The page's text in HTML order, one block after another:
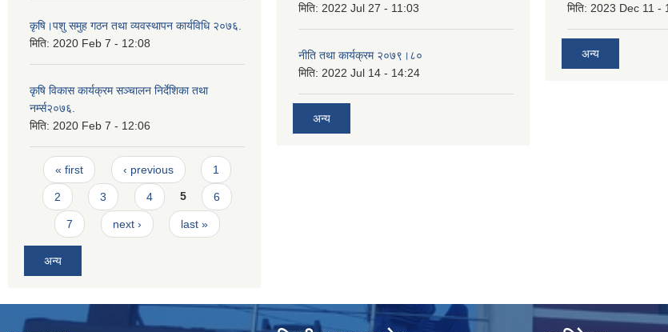
कृषि।पशु समुह गठन तथा व्यवस्थापन कार्यविधि २०७६.
मिति: 2020 Feb 7 - 12:08
कृषि विकास कार्यक्रम सञ्चालन निर्देशिका तथा
नर्म्स२०७६.
मिति: 2020 Feb 7 - 12:06
Pages
« first ‹ previous 1
2 3 4 5 6
7 next › last »
अन्य
मिति: 2022 Jul 27 - 11:03
नीति तथा कार्यक्रम २०७९।८०
मिति: 2022 Jul 14 - 14:24
अन्य
मिति: 2023 Dec 11 -
अन्य